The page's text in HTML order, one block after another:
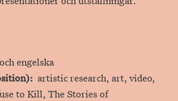
engelska
artistic research, art, video,
to Kill, The Stories of